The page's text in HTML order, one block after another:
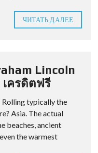
ЧИТАТЬ ДАЛЕЕ
Lincoln
ครดิตฟรี
Rolling typically the
Asia. The actual
beaches, ancient
the warmest